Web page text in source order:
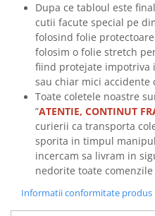
Dupa ce tabloul este
cutii facute special pe
folosind folie
folosim o folie stretch
fiind protejate impotriva
sau chiar mici accidente
Toate coletele noastre
”ATENTIE, CONTINUT
curierii ca transporta
sporita in timpul
incercam sa livram in
nedorite toate
Informatii conformitate produs